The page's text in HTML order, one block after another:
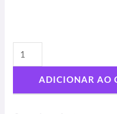
ADICIONAR AO